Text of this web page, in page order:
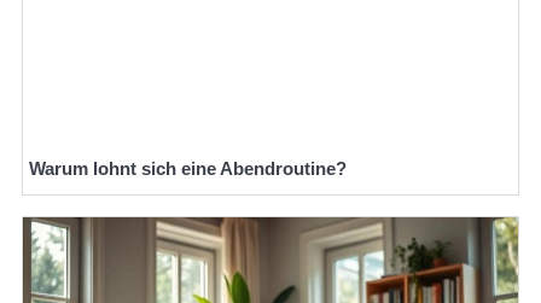
Warum lohnt sich eine Abendroutine?